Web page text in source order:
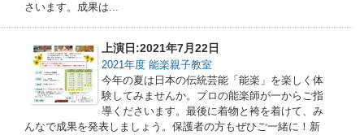
さいます。成果は...
上演日:2021年7月22日
2021年度 能楽親子教室
今年の夏は日本の伝統芸能「能楽」を楽しく体
験してみませんか。プロの能楽師が一からご指
導くださいます。最後に着物と袴を着けて、み
んなで成果を発表しましょう。保護者の方もぜひご一緒に！新